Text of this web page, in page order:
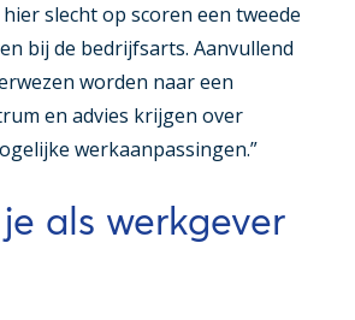
slecht op scoren een tweede
bij de bedrijfsarts. Aanvullend
worden naar een
en advies krijgen over
werkaanpassingen.”
als werkgever